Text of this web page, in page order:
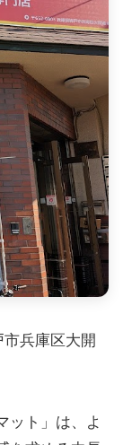
兵庫区大開
ット」は、よ